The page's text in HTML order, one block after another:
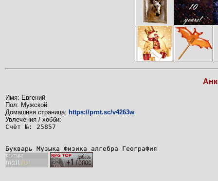
Имя: Евгений
Пол: Мужской
Домашняя страница: https://prnt.sc/v4263w
Увлечения / хобби:
Счёт №: 25857
Букварь Музыка Физика алгебра ГеограФия